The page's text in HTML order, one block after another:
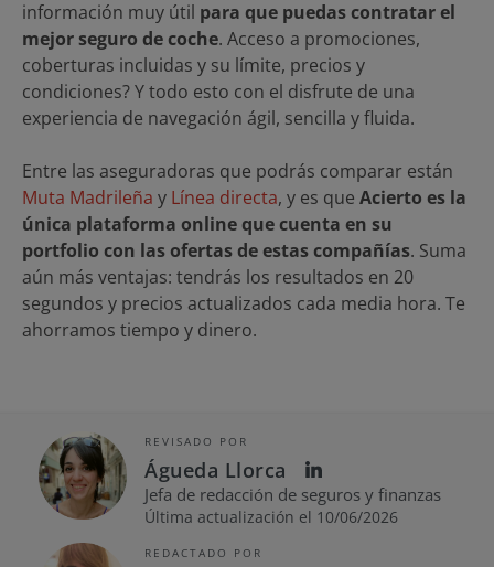
información muy útil para que puedas contratar el
mejor seguro de coche. Acceso a promociones,
coberturas incluidas y su límite, precios y
condiciones? Y todo esto con el disfrute de una
experiencia de navegación ágil, sencilla y fluida.
Entre las aseguradoras que podrás comparar están
Muta Madrileña y Línea directa, y es que Acierto es la
única plataforma online que cuenta en su
portfolio con las ofertas de estas compañías. Suma
aún más ventajas: tendrás los resultados en 20
segundos y precios actualizados cada media hora. Te
ahorramos tiempo y dinero.
REVISADO POR
Águeda Llorca
Jefa de redacción de seguros y finanzas
Última actualización el 10/06/2026
REDACTADO POR